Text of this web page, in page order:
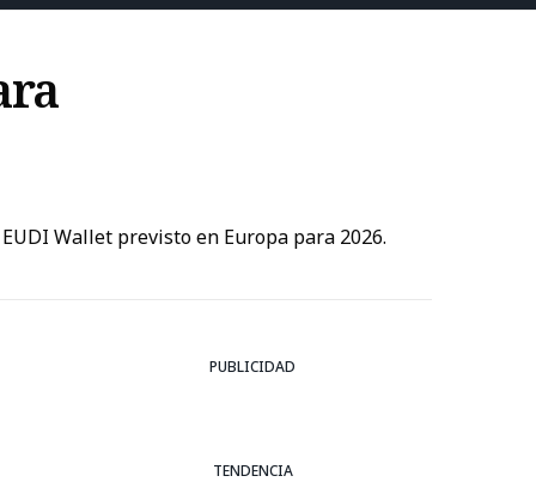
Wallet previsto en Europa para 2026.
PUBLICIDAD
TENDENCIA